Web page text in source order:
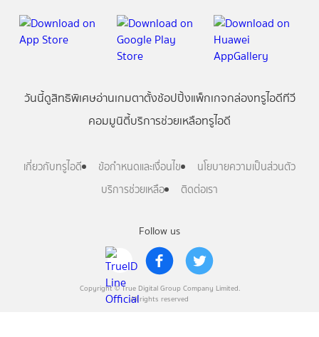
Follow us
Copyright © True Digital Group Company Limited.
All rights reserved
วันนี้ดูสิทธิพิเศษอ่านเกมตาตั้งช้อปปิ้งแพ็กเกจกล่องทรูไอดีทีวี
คอมมูนิตี้บริการช่วยเหลือทรูไอดี
เกี่ยวกับทรูไอดี ข้อกำหนดและเงื่อนไข
นโยบายความเป็นส่วนตัว
บริการช่วยเหลือ
ติดต่อเรา